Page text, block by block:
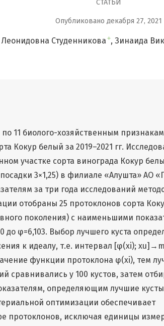
СТАТЬИ
Опубликовано декабря 27, 2021
Леонидовна Студенникова + Зинаида
11 биолого-хозяйственным признакам
Кокур белый за 2019–2021 гг.
участке сорта винограда Кокур
3×1,25) в филиале «Алушта» АО
за три года исследований
отобраны 25 протоклонов сорта
поколения) с наименьшими
до φ=6,103. Выбор лучшего куста
к идеалу, т.е. интервал [φ(xi);
функции протоклона φ(xi), тем
сравнивались у 100 кустов, затем
определяющим лучшие
оптимизации обеспечивает
протоклонов, исключая единицы